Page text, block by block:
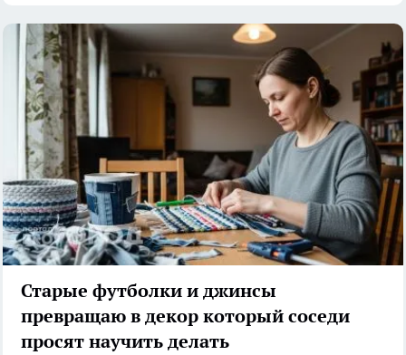
Старые футболки и джинсы
превращаю в декор который соседи
просят научить делать